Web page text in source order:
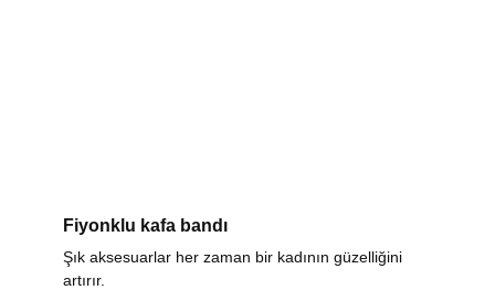
Fiyonklu kafa bandı
Şık aksesuarlar her zaman bir kadının güzelliğini
artırır.